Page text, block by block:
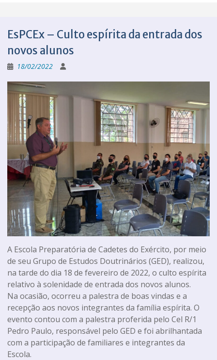
EsPCEx – Culto espírita da entrada dos
novos alunos
18/02/2022
A Escola Preparatória de Cadetes do Exército, por meio
de seu Grupo de Estudos Doutrinários (GED), realizou,
na tarde do dia 18 de fevereiro de 2022, o culto espírita
relativo à solenidade de entrada dos novos alunos.
Na ocasião, ocorreu a palestra de boas vindas e a
recepção aos novos integrantes da família espírita. O
evento contou com a palestra proferida pelo Cel R/1
Pedro Paulo, responsável pelo GED e foi abrilhantada
com a participação de familiares e integrantes da
Escola.